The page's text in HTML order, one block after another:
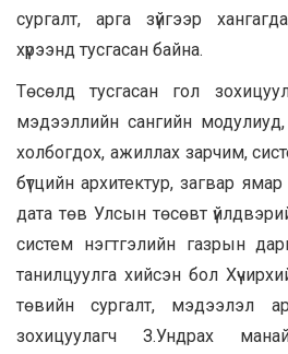
сургалт, арга зүйгээр
хүрээнд тусгасан байна.
Төсөлд тусгасан гол
мэдээллийн сангийн
холбогдох, ажиллах зарчим,
бүтцийн архитектур, загвар
дата төв Улсын төсөвт
систем нэгтгэлийн газрын
танилцуулга хийсэн бол
төвийн сургалт, мэдээлэл
зохицуулагч З.Ундрах